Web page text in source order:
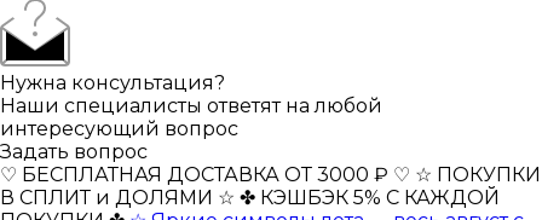
Нужна консультация?
Наши специалисты ответят на любой
интересующий вопрос
Задать вопрос
♡ БЕСПЛАТНАЯ ДОСТАВКА ОТ 3000 ₽ ♡ ☆ ПОКУПКИ
В СПЛИТ и ДОЛЯМИ ☆ ✤ КЭШБЭК 5% С КАЖДОЙ